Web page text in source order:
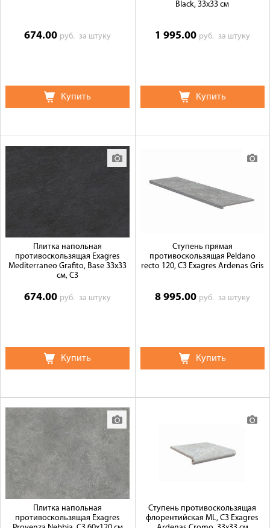
674.00 руб.за штуку
Купить
Black, 33x33 см
1 995.00 руб. за штуку
Купить
Плитка напольная
противоскользящая Exagres
Mediterraneo Grafito, Base 33x33
см, C3
674.00 руб.за штуку
Купить
Ступень прямая
противоскользящая Peldano
recto 120, C3 Exagres Ardenas Gris
8 995.00 руб. за штуку
Купить
Плитка напольная
противоскользящая Exagres
Ступень противоскользящая
флорентийская ML, C3 Exagres